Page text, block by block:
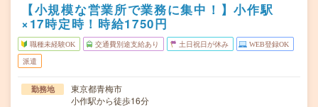
【小規模な営業所で業務に集中！】小作駅
×17時定時！時給1750円
職種未経験OK 交通費別途支給あり 土日祝日が休み WEB登録OK
派遣
勤務地
東京都青梅市
小作駅から徒歩16分